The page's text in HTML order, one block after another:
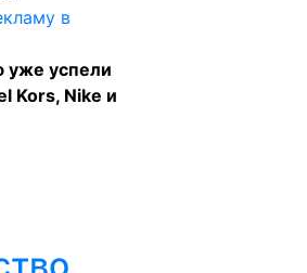
уже успели
Kors, Nike и